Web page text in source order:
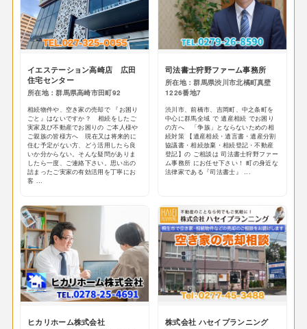
イエステーション高崎店 広田
住宅センター
所在地：群馬県高崎市田町92
相続物件や、空き家の売却で 『お困り
ごと』はないですか？ 相続をしたご
実家及び不動産でお困りの ご本人様や
ご親族の皆様方へ 現在又は将来的に
住む予定がない方、どう活用したら良
いか分からない。そんな疑問がありま
したら一度、ご連絡下さい。思い出の
詰まったご実家の有効活用を丁寧にお
客 ...
司法書士狩野ファーム事務所
所在地：群馬県渋川市北橘町真壁
1226番地7
渋川市、前橋市、吉岡町、中之条町を
中心に群馬全域 で 遺産相続 でお困り
の方へ 「争族」とならないための相
続対策 【遺産相続・遺言書・遺産分割
協議書・相続放棄・相続登記・不動産
登記】の ご相談は 司法書士狩野ファー
ム事務所 にお任せ下さい！ 町の身近な
法律家である『司法書士』 ...
ヒカリホーム株式会社 株式会社 ハセイプランニング